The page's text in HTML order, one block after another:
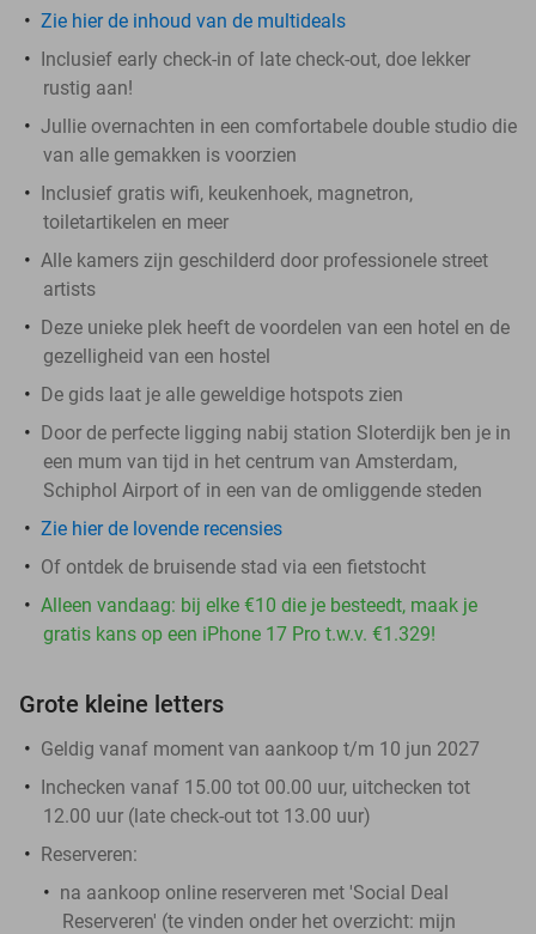
Zie hier de inhoud van de multideals
Inclusief early check-in of late check-out, doe lekker
rustig aan!
Jullie overnachten in een comfortabele double studio die
van alle gemakken is voorzien
Inclusief gratis wifi, keukenhoek, magnetron,
toiletartikelen en meer
Alle kamers zijn geschilderd door professionele street
artists
Deze unieke plek heeft de voordelen van een hotel en de
gezelligheid van een hostel
De gids laat je alle geweldige hotspots zien
Door de perfecte ligging nabij station Sloterdijk ben je in
een mum van tijd in het centrum van Amsterdam,
Schiphol Airport of in een van de omliggende steden
Zie hier de lovende recensies
Of ontdek de bruisende stad via een fietstocht
Alleen vandaag: bij elke €10 die je besteedt, maak je
gratis kans op een iPhone 17 Pro t.w.v. €1.329!
Grote kleine letters
Geldig vanaf moment van aankoop t/m 10 jun 2027
Inchecken vanaf 15.00 tot 00.00 uur, uitchecken tot
12.00 uur (late check-out tot 13.00 uur)
Reserveren:
na aankoop online reserveren met 'Social Deal
Reserveren' (te vinden onder het overzicht: mijn